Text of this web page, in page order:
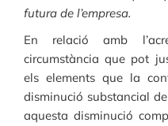
futura de l’empresa.
En relació amb
circumstància que pot
els elements que la
disminució substancial
aquesta disminució